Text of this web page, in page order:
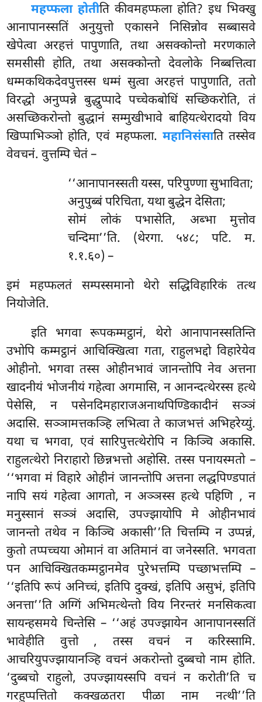
महप्फला होतीति कीवमहप्फला होति? इध भिक्खु
आनापानस्सतिं अनुयुत्तो एकासने निसिन्नोव सब्बासवे
खेपेत्वा अरहत्तं पापुणाति, तथा असक्कोन्तो मरणकाले
समसीसी होति, तथा असक्कोन्तो देवलोके निब्बत्तित्वा
धम्मकथिकदेवपुत्तस्स धम्मं सुत्वा अरहत्तं पापुणाति, ततो
विरद्धो अनुप्पन्ने बुद्धुप्पादे पच्चेकबोधिं सच्छिकरोति, तं
असच्छिकरोन्तो बुद्धानं सम्मुखीभावे बाहियत्थेरादयो विय
खिप्पाभिञ्ञो होति, एवं महप्फला. महानिसंसाति तस्सेव
वेवचनं. वुत्तम्पि चेतं –
‘‘आनापानस्सतीयस्स, परिपुण्णा सुभाविता;
अनुपुब्बं परिचिता, यथा बुद्धेन देसिता;
सोमं लोकं पभासेति, अब्भा मुत्तोव
चन्दिमा’’ति. (थेरगा. ५४८; पटि. म.
१.१.६०) –
इमं महप्फलतं सम्पस्समानो थेरो सद्धिविहारिकं तत्थ
नियोजेति.
इति भगवा रूपकम्मट्ठानं, थेरो आनापानस्सतिन्ति
उभोपि कम्मट्ठानं आचिक्खित्वा गता, राहुलभद्दो विहारेयेव
ओहीनो. भगवा तस्स ओहीनभावं जानन्तोपि नेव अत्तना
खादनीयं भोजनीयं गहेत्वा अगमासि, न आनन्दत्थेरस्स हत्थे
पेसेसि, न पसेनदिमहाराजअनाथपिण्डिकादीनं सञ्ञं
अदासि. सञ्ञामत्तकञ्हि लभित्वा ते काजभत्तं अभिहरेय्युं.
यथा च भगवा, एवं सारिपुत्तत्थेरोपि न किञ्चि अकासि.
राहुलत्थेरो निराहारो छिन्नभत्तो अहोसि. तस्स पनायस्मतो –
‘‘भगवा मं विहारे ओहीनं जानन्तोपि अत्तना लद्धपिण्डपातं
नापि सयं गहेत्वा आगतो, न अञ्ञस्स हत्थे पहिणि , न
मनुस्सानं सञ्ञं अदासि, उपज्झायोपि मे ओहीनभावं
जानन्तो तथेव न किञ्चि अकासी’’ति चित्तम्पि न उप्पन्नं,
कुतो तप्पच्चया ओमानं वा अतिमानं वा जनेस्सति. भगवता
पन आचिक्खितकम्मट्ठानमेव पुरेभत्तम्पि पच्छाभत्तम्पि –
‘‘इतिपि रूपं अनिच्चं, इतिपि दुक्खं, इतिपि असुभं, इतिपि
अनत्ता’’ति अग्गिं अभिमत्थेन्तो विय निरन्तरं मनसिकत्वा
सायन्हसमये चिन्तेसि – ‘‘अहं उपज्झायेन आनापानस्सतिं
भावेहीति वुत्तो , तस्स वचनं न करिस्सामि.
आचरियुपज्झायानञ्हि वचनं अकरोन्तो दुब्बचो नाम होति.
‘दुब्बचो राहुलो, उपज्झायस्सपि वचनं न करोती’ति च
गरहुप्पत्तितो कक्खळतरा पीळा नाम नत्थी’’ति